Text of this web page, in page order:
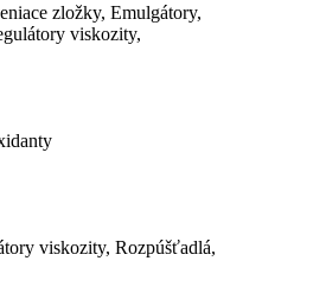
zložky, Emulgátory,
viskozity,
viskozity, Rozpúšťadlá,